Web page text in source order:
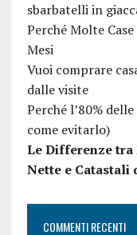
sbarbatelli in
Perché Molte
Mesi
Vuoi comprare
dalle visite
Perché l’80%
come evitarlo)
Le Differenze
Nette e Catastali
COMMENTI RECENTI